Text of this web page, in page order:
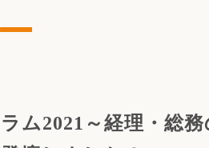
ム2021～経理・総